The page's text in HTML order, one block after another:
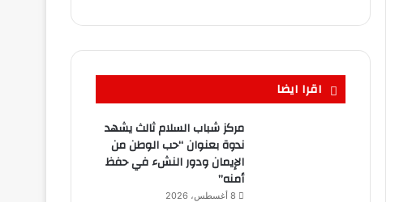
اقرا ايضا
مركز شباب السلام ثالث يشهد
ندوة بعنوان “حب الوطن من
الإيمان ودور النشء في حفظ
أمنه”
8 أغسطس، 2026